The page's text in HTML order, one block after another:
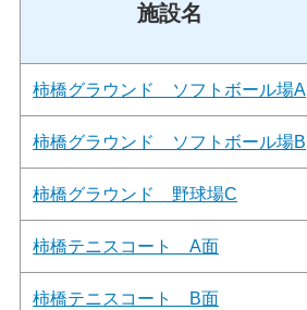
施設名
柿橋グラウンド ソフトボール場A
柿橋グラウンド ソフトボール場B
柿橋グラウンド 野球場C
柿橋テニスコート A面
柿橋テニスコート B面